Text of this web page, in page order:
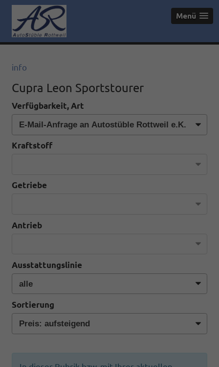
Menü
info
Cupra Leon Sportstourer
Verfügbarkeit, Art
Kraftstoff
Getriebe
Antrieb
Ausstattungslinie
Sortierung